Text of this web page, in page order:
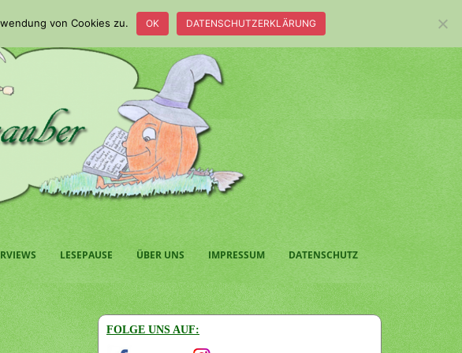
LESEPAUSE ÜBER UNS IMPRESSUM DATENSCHUTZ
FOLGE UNS AUF:
von Cookies zu. OK DATENSCHUTZERKLÄRUNG